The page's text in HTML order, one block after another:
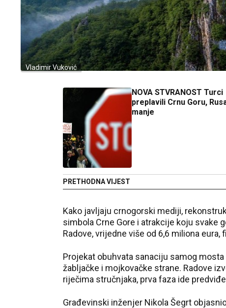
Vladimir Vuković
NOVA STVRANOST Turci
preplavili Crnu Goru,
manje
PRETHODNA VIJEST
Kako javljaju crnogorski mediji,
simbola Crne Gore i atrakcije koju svake
Radove, vrijedne više od 6,6 miliona eura,
Projekat obuhvata sanaciju samog
žabljačke i mojkovačke strane. Radove
riječima stručnjaka, prva faza ide
Građevinski inženjer Nikola Šegrt